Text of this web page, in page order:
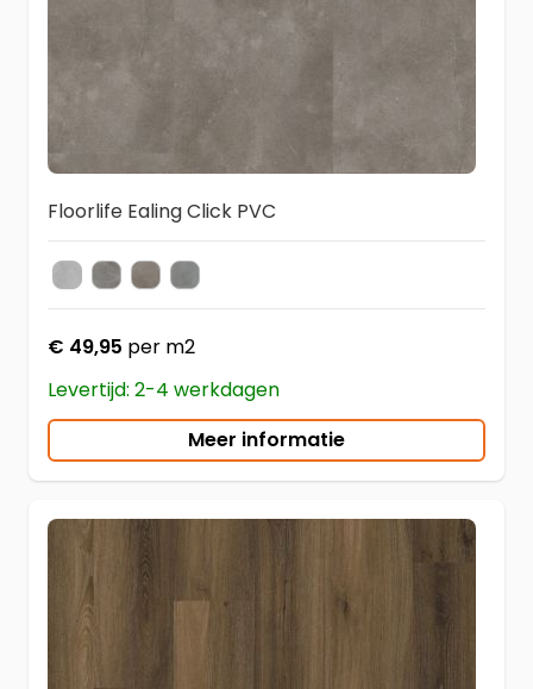
Floorlife Ealing Click PVC
KleurLight Grey
Dark GreyWarm Grey
Grey
€ 49,95 per m2
Levertijd: 2-4 werkdagen
Meer informatie